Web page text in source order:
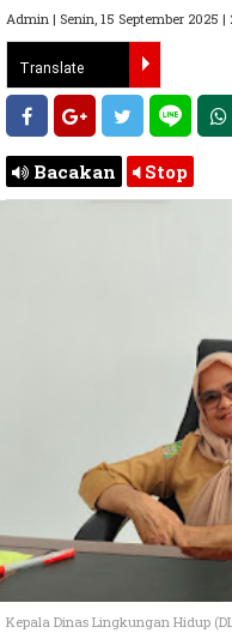
Admin | Senin, 15 September 2025 |
Bacakan Stop
Kepala Dinas Lingkungan Hidup